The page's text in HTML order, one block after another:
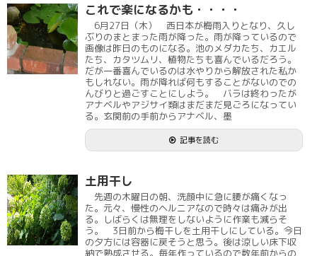
これで楽になるかも・・・・
6月27日（木） 西日本が梅雨入りとなり、久し
ぶりのまとまった雨が降った。雨が降っているので
画像は昨日のものになる。池のメダカたち、カエル
たち、カタツムリ、植物たちも喜んでいるだろう。
だが一番喜んでいるのは水やりから解放された私か
もしれない。雨が降れば何もすることがないのでの
んびりと過ごすことにしよう。 バラは終わったが
アナベルやアジサイ類はまだまだ見ごろになってい
る。玄関前の手前からアナベル、墨
記事を読む
土用干し
先週の木曜日の朝、洗顔中に急に腰が痛くなっ
た。元々、慢性のヘルニアなので時々は痛みが出
る。しばらくは無理をしないように作業も減らそ
う。 3日前から梅干しを土用干しにしている。今日
の夕方には容器に戻そうと思う。後は涼しい床下収
納で熟成させる。毎年作っているので数年前からの